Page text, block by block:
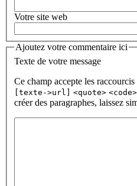
Votre site web
Ajoutez votre commentaire ici
Texte de votre message
Ce champ accepte les raccourcis
[texte->url]
<quote> <code>
créer des paragraphes, laissez